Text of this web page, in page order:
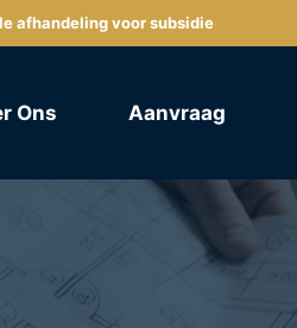
afhandeling voor subsidie
Ons Aanvraag